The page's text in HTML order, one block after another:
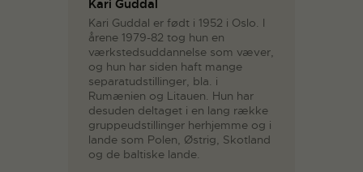
Kari Guddal
Kari Guddal er født i 1952 i Oslo. I
årene 1979-82 tog hun en
værkstedsuddannelse som væver,
og hun har siden haft mange
separatudstillinger, bla. i
Rumænien og Litauen. Hun har
desuden deltaget i en lang række
gruppeudstillinger herhjemme og i
lande som Polen, Østrig, Skotland
og de baltiske lande.